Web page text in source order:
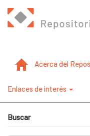
Acerca del
Enlaces de interés
Buscar